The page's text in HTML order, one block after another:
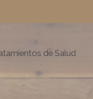
de Salud